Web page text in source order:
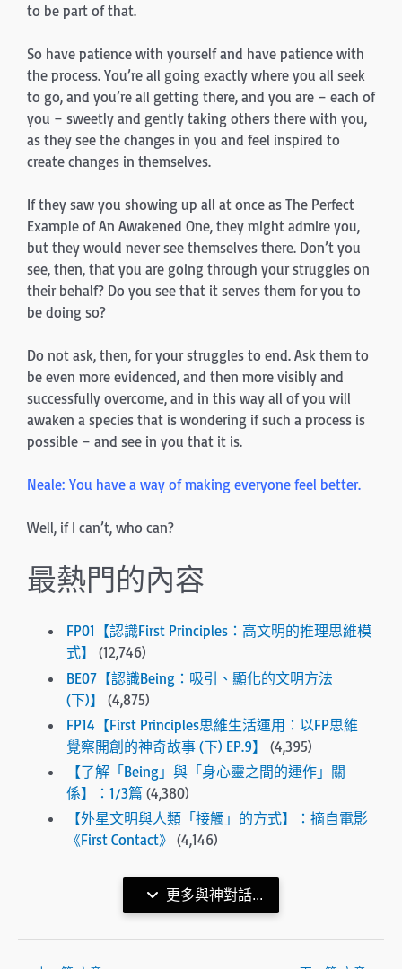
to be part of that.
So have patience with yourself and have patience with
the process. You’re all going exactly where you all seek
to go, and you’re all getting there, and you are – each of
you – sweetly and gently taking others there with you,
as they see the changes in you and feel inspired to
create changes in themselves.
If they saw you showing up all at once as The Perfect
Example of An Awakened One, they might admire you,
but they would never see themselves there. Don’t you
see, then, that you are going through your struggles on
their behalf? Do you see that it serves them for you to
be doing so?
Do not ask, then, for your struggles to end. Ask them to
be even more evidenced, and then more visibly and
successfully overcome, and in this way all of you will
awaken a species that is wondering if such a process is
possible – and see in you that it is.
Neale: You have a way of making everyone feel better.
Well, if I can’t, who can?
最熱門的內容
FP01【認識First Principles：高文明的推理思維模
式】
(12,746)
BE07【認識Being：吸引、顯化的文明方法
(下)】
(4,875)
FP14【First Principles思維生活運用：以FP思維
覺察開創的神奇故事 (下) EP.9】
(4,395)
【了解「Being」與「身心靈之間的運作」關
係】：1/3篇 (4,380)
【外星文明與人類「接觸」的方式】：摘自電影
《First Contact》
(4,146)
更多與神對話...